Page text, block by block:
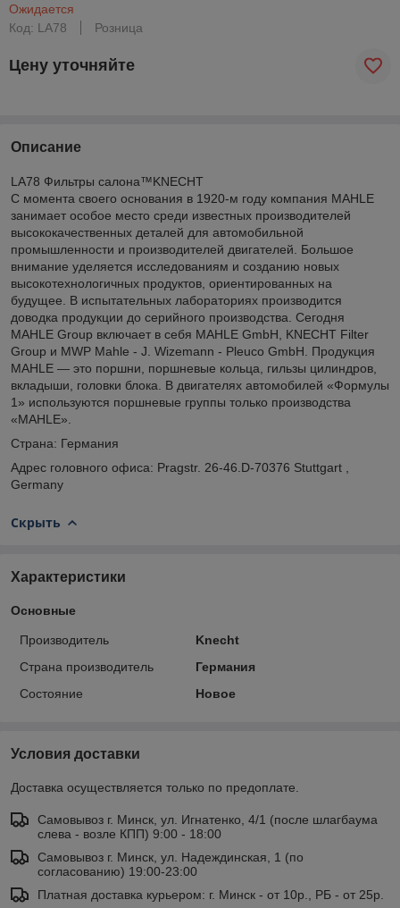
Ожидается
Код: LA78
Розница
Цену уточняйте
Описание
LA78 Фильтры салона™KNECHT
С момента своего основания в 1920-м году компания MAHLE
занимает особое место среди известных производителей
высококачественных деталей для автомобильной
промышленности и производителей двигателей. Большое
внимание уделяется исследованиям и созданию новых
высокотехнологичных продуктов, ориентированных на
будущее. В испытательных лабораториях производится
доводка продукции до серийного производства. Сегодня
MAHLE Group включает в себя MAHLE GmbH, KNECHT Filter
Group и MWP Mahle - J. Wizemann - Pleuco GmbH. Продукция
MAHLE — это поршни, поршневые кольца, гильзы цилиндров,
вкладыши, головки блока. В двигателях автомобилей «Формулы
1» используются поршневые группы только производства
«MAHLE».
Страна: Германия
Адрес головного офиса: Pragstr. 26-46.D-70376 Stuttgart ,
Germany
Скрыть
Характеристики
Основные
Производитель
Knecht
Страна производитель
Германия
Состояние
Новое
Условия доставки
Доставка осуществляется только по предоплате.
Самовывоз г. Минск, ул. Игнатенко, 4/1 (после шлагбаума
слева - возле КПП) 9:00 - 18:00
Самовывоз г. Минск, ул. Надеждинская, 1 (по
согласованию) 19:00-23:00
Платная доставка курьером: г. Минск - от 10р., РБ - от 25р.